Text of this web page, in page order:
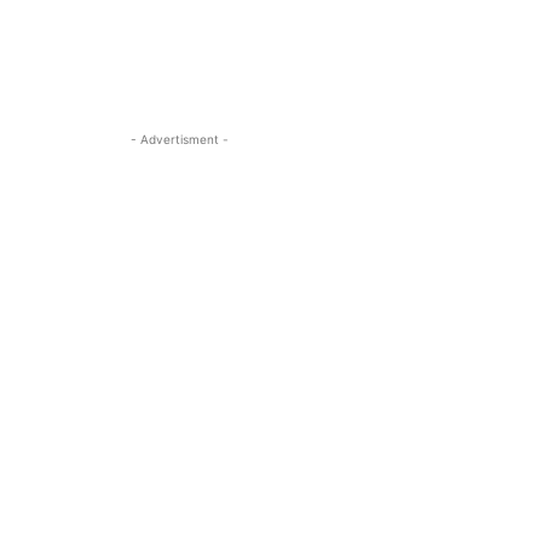
- Advertisment -